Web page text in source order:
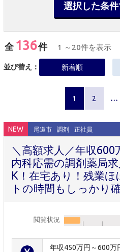
選択した条
全 136件 1 ～20件を表示
並び替え： 新着順
1 2 …
NEW 尾道市 調剤 正社員
＼高額求人／年収600
内科応需の調剤薬局
K！在宅あり！残業
トの時間もしっかり
閲覧状況
年収450万円～600万